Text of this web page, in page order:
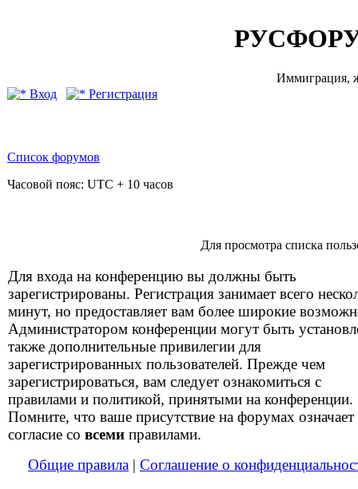
Иммиграция,
Вход
Регистрация
Список форумов
Часовой пояс: UTC + 10 часов
Для просмотра списка
Для входа на конференцию вы должны быть
зарегистрированы. Регистрация занимает всего
минут, но предоставляет вам более широкие
Администратором конференции могут быть
также дополнительные привилегии для
зарегистрированных пользователей. Прежде чем
зарегистрироваться, вам следует ознакомиться с
правилами и политикой, принятыми на конференции.
Помните, что ваше присутствие на форумах означает
согласие со всеми правилами.
Общие правила | Соглашение о